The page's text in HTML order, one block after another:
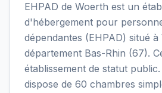
EHPAD de Woerth est un
d'hébergement pour
dépendantes (EHPAD) situé
département Bas-Rhin (67).
établissement de statut
dispose de 60 chambres